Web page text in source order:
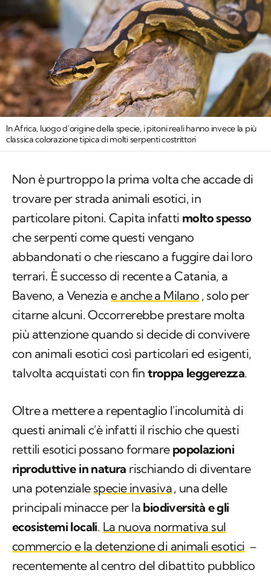
In Africa, luogo d'origine della specie, i pitoni reali hanno invece la più
classica colorazione tipica di molti serpenti costrittori
Non è purtroppo la prima volta che accade di
trovare per strada animali esotici, in
particolare pitoni. Capita infatti molto spesso
che serpenti come questi vengano
abbandonati o che riescano a fuggire dai loro
terrari. È successo di recente a Catania, a
Baveno, a Veneziae anche a Milano , solo per
citarne alcuni. Occorrerebbe prestare molta
più attenzione quando si decide di convivere
con animali esotici così particolari ed esigenti,
talvolta acquistati con fintroppa leggerezza.
Oltre a mettere a repentaglio l'incolumità di
questi animali c'è infatti il rischio che questi
rettili esotici possano formare popolazioni
riproduttive in natura rischiando di diventare
una potenziale specie invasiva, una delle
principali minacce per la biodiversità e gli
ecosistemi locali. La nuova normativa sul
commercio e la detenzione di animali esotici –
recentemente al centro del dibattito pubblico